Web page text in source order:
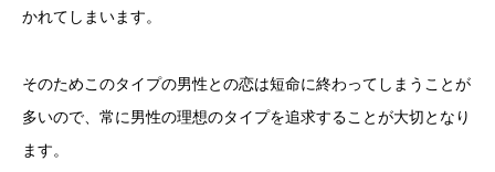
かれてしまいます。
そのためこのタイプの男性との恋は短命に終わってしまうことが
多いので、常に男性の理想のタイプを追求することが大切となり
ます。